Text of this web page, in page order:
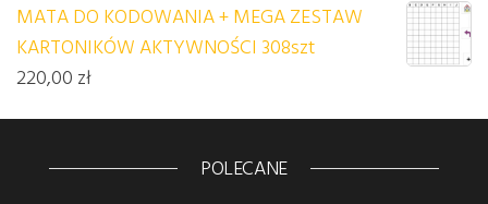
MATA DO KODOWANIA + MEGA ZESTAW
KARTONIKÓW AKTYWNOŚCI 308szt
220,00 zł
POLECANE